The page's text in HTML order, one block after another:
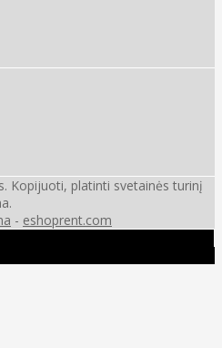
Kopijuoti, platinti svetainės turinį
- eshoprent.com